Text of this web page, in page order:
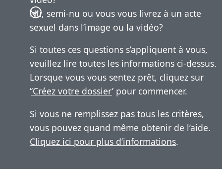
Nu, semi-nu ou vous vous livrez à un acte
sexuel dans l’image ou la vidéo?
Si toutes ces questions s’appliquent à vous,
veuillez lire toutes les informations ci-dessus.
Lorsque vous vous sentez prêt, cliquez sur
‘‘Créez votre dossier’ pour commencer.
Si vous ne remplissez pas tous les critères,
vous pouvez quand même obtenir de l’aide.
Cliquez ici pour plus d’informations.